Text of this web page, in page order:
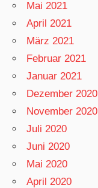
Mai 2021
April 2021
März 2021
Februar 2021
Januar 2021
Dezember 2020
November 2020
Juli 2020
Juni 2020
Mai 2020
April 2020